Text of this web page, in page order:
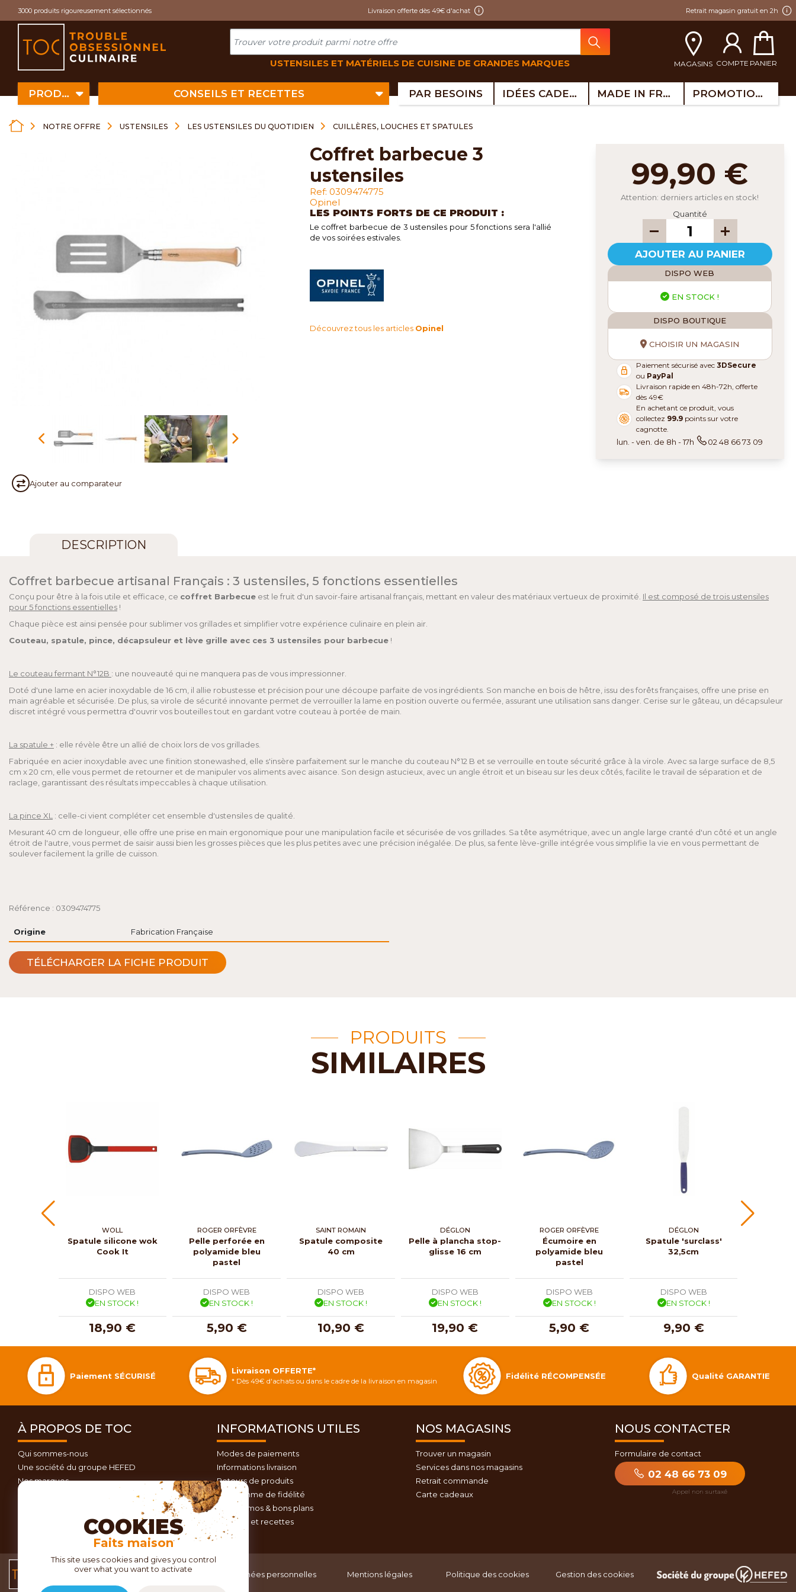
3000 produits rigoureusement sélectionnés Livraison offerte dès 49€ d'achat Retrait magasin gratuit en 2h
USTENSILES ET MATÉRIELS DE CUISINE DE GRANDES MARQUES MAGASINS COMPTE PANIER
PRODUITS CONSEILS ET RECETTES PAR BESOINS IDÉES CADEAUX MADE IN FRANCE PROMOTIONS
NOTRE OFFRE USTENSILES LES USTENSILES DU QUOTIDIEN CUILLÈRES, LOUCHES ET SPATULES
Ajouter au comparateur
coffret barbecue 3
ustensiles
Ref: 0309474775
Opinel
LES POINTS FORTS DE CE PRODUIT :
Le coffret barbecue de 3 ustensiles pour 5 fonctions sera l'allié
de vos soirées estivales.
Découvrez tous les articles Opinel
99,90 €
Attention: derniers articles en stock!
Quantité
AJOUTER AU PANIER
DISPO WEB
EN STOCK !
DISPO BOUTIQUE
CHOISIR UN MAGASIN
Paiement sécurisé avec3DSecure
ou PayPal
Livraison rapide en 48h-72h, offerte
dès 49€
En achetant ce produit, vous
collectez 99.9 points sur votre
cagnotte.
lun. - ven. de 8h - 17h 02 48 66 73 09
DESCRIPTION
Coffret barbecue artisanal Français : 3 ustensiles, 5 fonctions essentielles
Conçu pour être à la fois utile et efficace, ce coffret Barbecue est le fruit d'un savoir-faire artisanal français, mettant en valeur des matériaux vertueux de proximité. Il est composé de trois ustensiles
pour 5 fonctions essentielles !
Chaque pièce est ainsi pensée pour sublimer vos grillades et simplifier votre expérience culinaire en plein air.
Couteau, spatule, pince, décapsuleur et lève grille avec ces 3 ustensiles pour barbecue !
Le couteau fermant N°12B : une nouveauté qui ne manquera pas de vous impressionner.
Doté d'une lame en acier inoxydable de 16 cm, il allie robustesse et précision pour une découpe parfaite de vos ingrédients. Son manche en bois de hêtre, issu des forêts françaises, offre une prise en
main agréable et sécurisée. De plus, sa virole de sécurité innovante permet de verrouiller la lame en position ouverte ou fermée, assurant une utilisation sans danger. Cerise sur le gâteau, un décapsuleur
discret intégré vous permettra d'ouvrir vos bouteilles tout en gardant votre couteau à portée de main.
La spatule + : elle révèle être un allié de choix lors de vos grillades.
Fabriquée en acier inoxydable avec une finition stonewashed, elle s'insère parfaitement sur le manche du couteau N°12 B et se verrouille en toute sécurité grâce à la virole. Avec sa large surface de 8,5
cm x 20 cm, elle vous permet de retourner et de manipuler vos aliments avec aisance. Son design astucieux, avec un angle étroit et un biseau sur les deux côtés, facilite le travail de séparation et de
raclage, garantissant des résultats impeccables à chaque utilisation.
La pince XL : celle-ci vient compléter cet ensemble d'ustensiles de qualité.
Mesurant 40 cm de longueur, elle offre une prise en main ergonomique pour une manipulation facile et sécurisée de vos grillades. Sa tête asymétrique, avec un angle large cranté d'un côté et un angle
étroit de l'autre, vous permet de saisir aussi bien les grosses pièces que les plus petites avec une précision inégalée. De plus, sa fente lève-grille intégrée vous simplifie la vie en vous permettant de
soulever facilement la grille de cuisson.
Référence : 0309474775
Origine Fabrication Française
TÉLÉCHARGER LA FICHE PRODUIT
PRODUITS
SIMILAIRES
WOLL
Spatule silicone wok
Cook It
DISPO WEB
EN STOCK !
18,90 €
ROGER ORFÈVRE
Pelle perforée en
polyamide bleu
pastel
DISPO WEB
EN STOCK !
5,90 €
SAINT ROMAIN
Spatule composite
40 cm
DISPO WEB
EN STOCK !
10,90 €
DÉGLON
Pelle à plancha stop-
glisse 16 cm
DISPO WEB
EN STOCK !
19,90 €
ROGER ORFÈVRE
Écumoire en
polyamide bleu
pastel
DISPO WEB
EN STOCK !
5,90 €
DÉGLON
Spatule 'surclass'
32,5cm
DISPO WEB
EN STOCK !
9,90 €
Paiement SÉCURISÉ
Livraison OFFERTE*
* Dès 49€ d'achats ou dans le cadre de la livraison en magasin
Fidélité RÉCOMPENSÉE Qualité GARANTIE
À PROPOS DE TOC
Qui sommes-nous
Une société du groupe HEFED
Nos marques
INFORMATIONS UTILES
Modes de paiements
Informations livraison
Retours de produits
Programme de fidélité
Nos promos & bons plans
Conseils et recettes
NOS MAGASINS
Trouver un magasin
Services dans nos magasins
Retrait commande
Carte cadeaux
NOUS CONTACTER
Formulaire de contact
02 48 66 73 09
Conditions générales
Données personnelles Mentions légales Politique des cookies Gestion des cookies
COOKIES
Faits maison
This site uses cookies and gives you control
over what you want to activate